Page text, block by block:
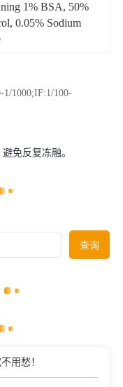
1% BSA, 50%
0.05% Sodium
1/1000;IF:1/100-
免反复冻融。
查询
用愁！